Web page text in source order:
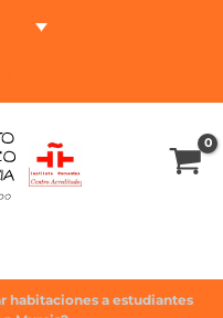
habitaciones a estudiantes